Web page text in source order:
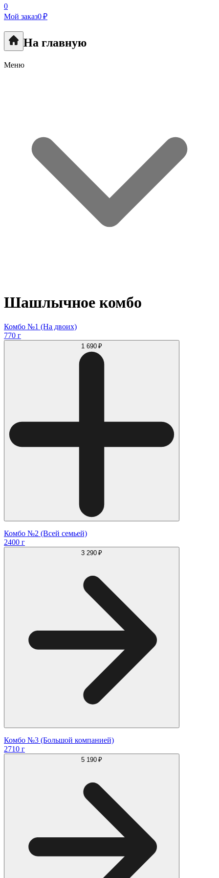
0
Мой заказ0 ₽
На главную
Меню
Шашлычное комбо
Комбо №1 (На двоих)
770 г
1 690 ₽
Комбо №2 (Всей семьей)
2400 г
3 290 ₽
Комбо №3 (Большой компанией)
2710 г
5 190 ₽